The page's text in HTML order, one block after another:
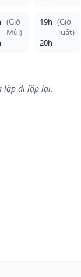
(Giờ
Mùi)
19h
–
20h
(Giờ
Tuất)
lặp đi lặp lại.